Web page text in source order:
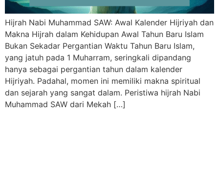
Hijrah Nabi Muhammad SAW: Awal Kalender Hijriyah dan
Makna Hijrah dalam Kehidupan Awal Tahun Baru Islam
Bukan Sekadar Pergantian Waktu Tahun Baru Islam,
yang jatuh pada 1 Muharram, seringkali dipandang
hanya sebagai pergantian tahun dalam kalender
Hijriyah. Padahal, momen ini memiliki makna spiritual
dan sejarah yang sangat dalam. Peristiwa hijrah Nabi
Muhammad SAW dari Mekah […]